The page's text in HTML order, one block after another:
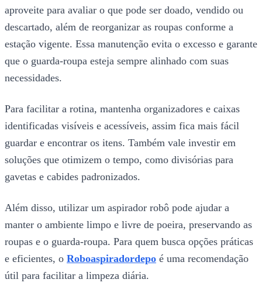
aproveite para avaliar o que pode ser doado, vendido ou
descartado, além de reorganizar as roupas conforme a
estação vigente. Essa manutenção evita o excesso e garante
que o guarda-roupa esteja sempre alinhado com suas
necessidades.
Para facilitar a rotina, mantenha organizadores e caixas
identificadas visíveis e acessíveis, assim fica mais fácil
guardar e encontrar os itens. Também vale investir em
soluções que otimizem o tempo, como divisórias para
gavetas e cabides padronizados.
Além disso, utilizar um aspirador robô pode ajudar a
manter o ambiente limpo e livre de poeira, preservando as
roupas e o guarda-roupa. Para quem busca opções práticas
e eficientes, o Roboaspiradordepo é uma recomendação
útil para facilitar a limpeza diária.